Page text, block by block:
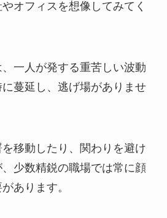
オフィスを想像してみてく
一人が発する重苦しい波動
蔓延し、逃げ場がありませ
移動したり、関わりを避け
少数精鋭の職場では常に顔
あります。